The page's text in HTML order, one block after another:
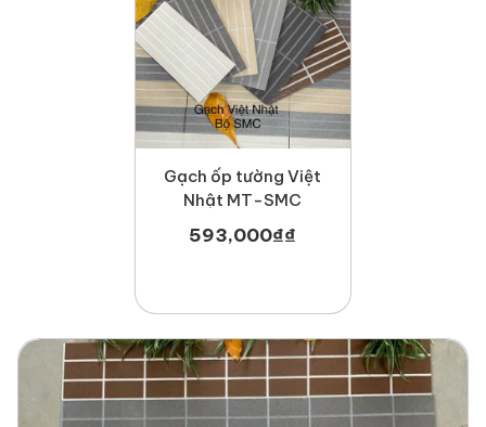
Gạch ốp tường Việt
Nhật MT-SMC
593,000₫₫